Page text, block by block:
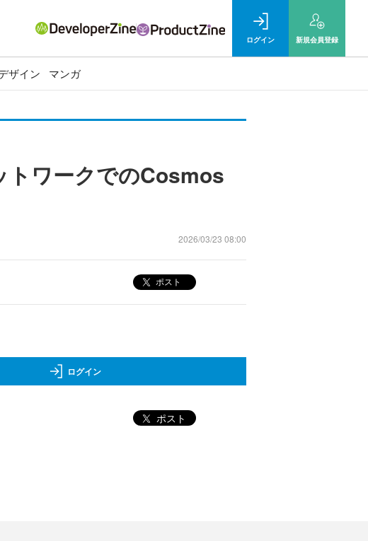
ログイン 新規会員登録
ザイン マンガ
トワークでのCosmos
2026/03/23 08:00
ポスト
ログイン
ポスト